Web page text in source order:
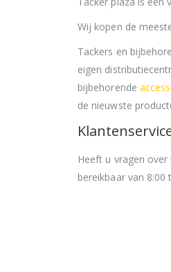
Wij kopen de
Tackers en
eigen
bijbehorende
de nieuwste
Heeft u vragen
bereikbaar van